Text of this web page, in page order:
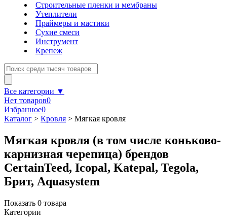
Строительные пленки и мембраны
Утеплители
Праймеры и мастики
Сухие смеси
Инструмент
Крепеж
Все категории ▼
Нет товаров0
Избранное0
Каталог > Кровля > Мягкая кровля
Мягкая кровля (в том числе коньково-
карнизная черепица) брендов
CertainTeed, Icopal, Katepal, Tegola,
Брит, Aquasystem
Показать 0 товара
Категории